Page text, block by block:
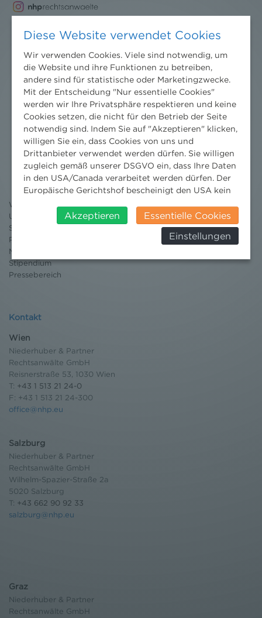
Nachrichten
News aktuell
Newsletter
3 Minuten Umweltrecht
Willkommen Umweltrecht
Umweltrechtsblog
Seminare
Publikationen
Moot Court
Stipendium
Pressebereich
Kontakt
Wien
Niederhuber & Partner
Rechtsanwälte GmbH
Reisnerstraße 53, 1030 Wien
T: +43 1 513 21 24-0
F: +43 1 513 21 24-300
office@nhp.eu
Salzburg
Niederhuber & Partner
Rechtsanwälte GmbH
Wilhelm-Spazier-Straße 2a
5020 Salzburg
T: +43 662 90 92 33
salzburg@nhp.eu
Graz
Niederhuber & Partner
Rechtsanwälte GmbH
Diese Website verwendet Cookies
Wir verwenden Cookies. Viele sind notwendig, um
die Website und ihre Funktionen zu betreiben,
andere sind für statistische oder Marketingzwecke.
Mit der Entscheidung "Nur essentielle Cookies"
werden wir Ihre Privatsphäre respektieren und keine
Cookies setzen, die nicht für den Betrieb der Seite
notwendig sind. Indem Sie auf "Akzeptieren" klicken,
willigen Sie ein, dass Cookies von uns und
Drittanbieter verwendet werden dürfen. Sie willigen
zugleich gemäß unserer DSGVO ein, dass Ihre Daten
in den USA/Canada verarbeitet werden dürfen. Der
Europäische Gerichtshof bescheinigt den USA kein
insbesondere das Risiko, dass ihre Daten durch US-
Behörden, zu Kontroll- und zu
Überwachungszwecken, verarbeitet werden und
werden können. Zudem finden Sie am
Bildschirmrand ein Cookie-Icon wo Sie jederzeit Ihre
Datenschutzerklärung
Akzeptieren
Essentielle Cookies
Einstellungen